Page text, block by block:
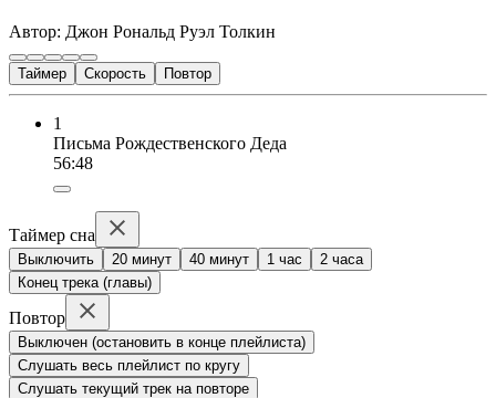
Автор: Джон Рональд Руэл Толкин
Таймер Скорость Повтор
1
Письма Рождественского Деда
56:48
Таймер сна
Выключить 20 минут 40 минут 1 час
2 часа
Конец трека (главы)
Повтор
Выключен (остановить в конце плейлиста)
Слушать весь плейлист по кругу
Слушать текущий трек на повторе